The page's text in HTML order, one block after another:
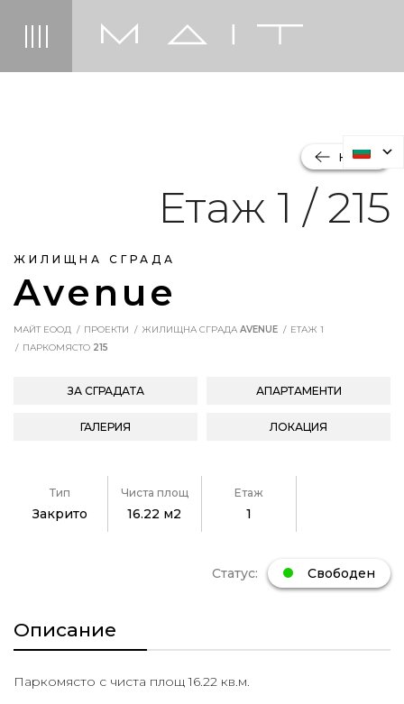
ЖИЛИЩНА СГРАДА
Avenue
НАЗАД
Етаж 1 / 215
МАЙТ ЕООД ПРОЕКТИ ЖИЛИЩНА СГРАДА AVENUE
ЕТАЖ 1
ПАРКОМЯСТО 215
ЗА СГРАДАТА АПАРТАМЕНТИ
ГАЛЕРИЯ ЛОКАЦИЯ
Тип
Закрито
Чиста площ
16.22 м2
Етаж
1
Статус: Свободен
Описание
Паркомясто с чиста площ 16.22 кв.м.